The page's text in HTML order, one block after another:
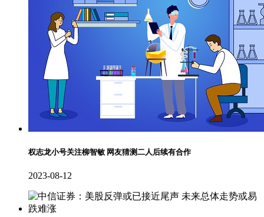
权志龙小号关注柳智敏 网友猜测二人后续有合作
2023-08-12